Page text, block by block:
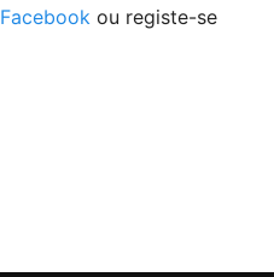
Facebook ou registe-se